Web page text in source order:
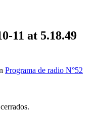
11 at 5.18.49
Programa de radio N°52